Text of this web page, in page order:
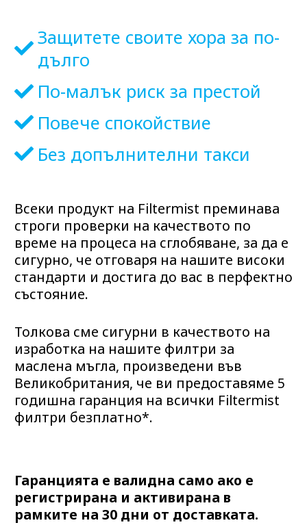
Защитете своите хора за по-
дълго
По-малък риск за престой
Повече спокойствие
Без допълнителни такси
Всеки продукт на Filtermist преминава
строги проверки на качеството по
време на процеса на сглобяване, за да е
сигурно, че отговаря на нашите високи
стандарти и достига до вас в перфектно
състояние.
Толкова сме сигурни в качеството на
изработка на нашите филтри за
маслена мъгла, произведени във
Великобритания, че ви предоставяме 5
годишна гаранция на всички Filtermist
филтри безплатно*.
Гаранцията е валидна само ако е
регистрирана и активирана в
рамките на 30 дни от доставката.